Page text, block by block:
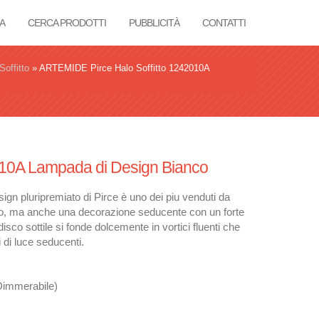
CERCA PRODOTTI PUBBLICITÀ CONTATTI
» ARTEMIDE Pirce Halo Soffitto 1242010A
Lampada di Design Bianco
pluripremiato di Pirce è uno dei piu venduti da
ma anche una decorazione seducente con un forte
sottile si fonde dolcemente in vortici fluenti che
luce seducenti.